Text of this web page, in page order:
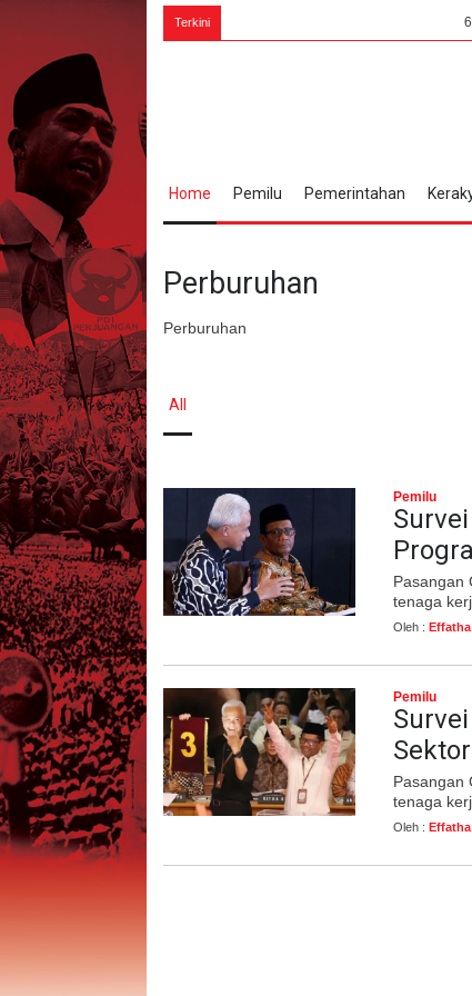
Terkini 6 Agustus
Home Pemilu Pemerintahan
Perburuhan
Perburuhan
All
Pemilu
Pasangan
tenaga
Oleh : Effatha
Pemilu
Pasangan
tenaga
Oleh : Effatha